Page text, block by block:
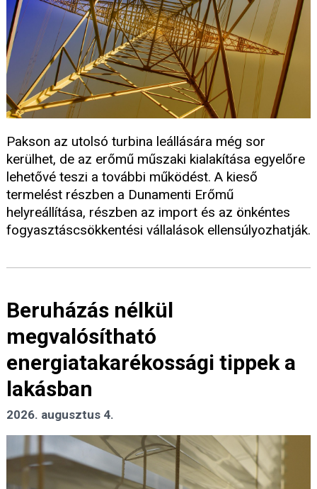
Pakson az utolsó turbina leállására még sor
kerülhet, de az erőmű műszaki kialakítása egyelőre
lehetővé teszi a további működést. A kieső
termelést részben a Dunamenti Erőmű
helyreállítása, részben az import és az önkéntes
fogyasztáscsökkentési vállalások ellensúlyozhatják.
Beruházás nélkül
megvalósítható
energiatakarékossági tippek a
lakásban
2026. augusztus 4.